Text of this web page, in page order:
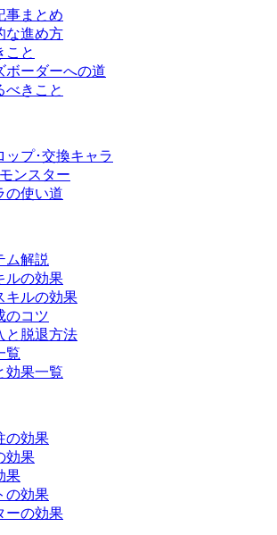
事まとめ
な進め方
こと
ボーダーへの道
べきこと
ップ･交換キャラ
ンスター
の使い道
ム解説
ルの効果
キルの効果
のコツ
と脱退方法
覧
効果一覧
の効果
効果
果
の効果
ーの効果